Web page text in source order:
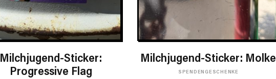
IN DEN WARENKORB
Milchjugend-Sticker:
Progressive Flag
IN DEN WARENKORB
Milchjugend-Sticker: Molke
SPENDENGESCHENKE